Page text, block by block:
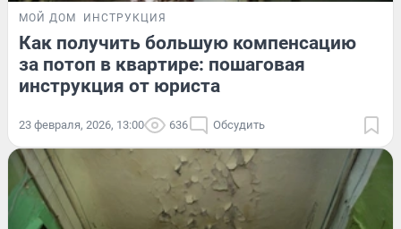
МОЙ ДОМ ИНСТРУКЦИЯ
Как получить большую компенсацию
за потоп в квартире: пошаговая
инструкция от юриста
23 февраля, 2026, 13:00 636 Обсудить